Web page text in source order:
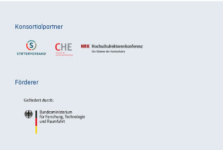
Konsortialpartner
Förderer